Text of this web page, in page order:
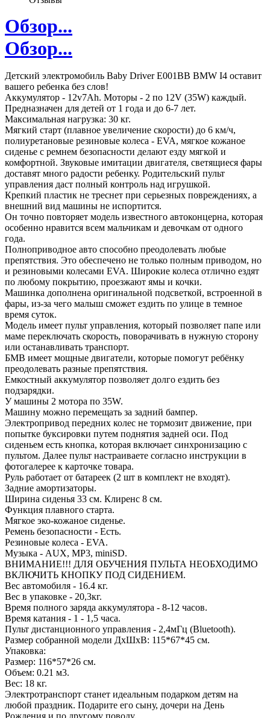
Обзор...
Обзор...
Детский электромобиль Baby Driver E001BB BMW I4 оставит
вашего ребенка без слов!
Аккумулятор - 12v7Ah. Моторы - 2 по 12V (35W) каждый.
Предназначен для детей от 1 года и до 6-7 лет.
Максимальная нагрузка: 30 кг.
Мягкий старт (плавное увеличение скорости) до 6 км/ч,
полиуретановые резиновые колеса - EVA, мягкое кожаное
сиденье с ремнем безопасности делают езду мягкой и
комфортной. Звуковые имитации двигателя, светящиеся фары
доставят много радости ребенку. Родительский пульт
управления даст полный контроль над игрушкой.
Крепкий пластик не треснет при серьезных повреждениях, а
внешний вид машины не испортится.
Он точно повторяет модель известного автоконцерна, которая
особенно нравится всем мальчикам и девочкам от одного
года.
Полноприводное авто способно преодолевать любые
препятствия. Это обеспечено не только полным приводом, но
и резиновыми колесами EVA. Широкие колеса отлично ездят
по любому покрытию, проезжают ямы и кочки.
Машинка дополнена оригинальной подсветкой, встроенной в
фары, из-за чего малыш сможет ездить по улице в темное
время суток.
Модель имеет пульт управления, который позволяет папе или
маме переключать скорость, поворачивать в нужную сторону
или останавливать транспорт.
БМВ имеет мощные двигатели, которые помогут ребёнку
преодолевать разные препятствия.
Емкостный аккумулятор позволяет долго ездить без
подзарядки.
У машины 2 мотора по 35W.
Машину можно перемещать за задний бампер.
Электропривод передних колес не тормозит движение, при
попытке буксировки путем поднятия задней оси. Под
сиденьем есть кнопка, которая включает синхронизацию с
пультом. Далее пульт настраиваете согласно инструкции в
фотогалерее к карточке товара.
Руль работает от батареек (2 шт в комплект не входят).
Задние амортизаторы.
Ширина сиденья 33 см. Клиренс 8 см.
Функция плавного старта.
Мягкое эко-кожаное сиденье.
Ремень безопасности - Есть.
Резиновые колеса - EVA.
Музыка - AUX, MP3, miniSD.
ВНИМАНИЕ!!! ДЛЯ ОБУЧЕНИЯ ПУЛЬТА НЕОБХОДИМО
ВКЛЮЧИТЬ КНОПКУ ПОД СИДЕНИЕМ.
Вес автомобиля - 16.4 кг.
Вес в упаковке - 20,3кг.
Время полного заряда аккумулятора - 8-12 часов.
Время катания - 1 - 1,5 часа.
Пульт дистанционного управления - 2,4мГц (Bluetooth).
Размер собранной модели ДхШхВ: 115*67*45 см.
Упаковка:
Размер: 116*57*26 см.
Объем: 0.21 м3.
Вес: 18 кг.
Электротранспорт станет идеальным подарком детям на
любой праздник. Подарите его сыну, дочери на День